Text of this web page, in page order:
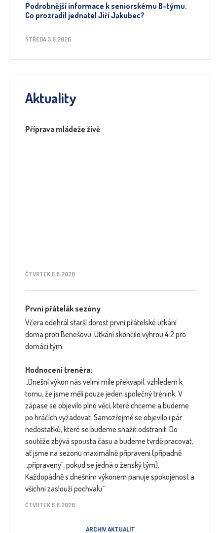
Podrobnější informace k seniorskému B-týmu.
Co prozradil jednatel Jiří Jakubec?
STŘEDA 3.6.2026
Aktuality
Příprava mládeže živě
ČTVRTEK 6.8.2026
První přátelák sezóny
Včera odehrál starší dorost první přátelské utkání
doma proti Benešovu. Utkání skončilo výhrou 4:2 pro
domácí tým.
Hodnocení trenéra:
„Dnešní výkon nás velmi mile překvapil, vzhledem k
tomu, že jsme měli pouze jeden společný trénink. V
zápase se objevilo plno věcí, které chceme a budeme
po hráčích vyžadovat. Samozřejmě se objevilo i pár
nedostatků, které se budeme snažit odstranit. Do
soutěže zbývá spousta času a budeme tvrdě pracovat,
ať jsme na sezonu maximálně připraveni (případně
„připraveny“, pokud se jedná o ženský tým).
Každopádně s dnešním výkonem panuje spokojenost a
všichni zaslouží pochvalu.“
ČTVRTEK 6.8.2026
ARCHIV AKTUALIT